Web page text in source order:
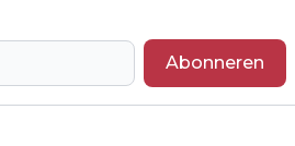
Abonneren